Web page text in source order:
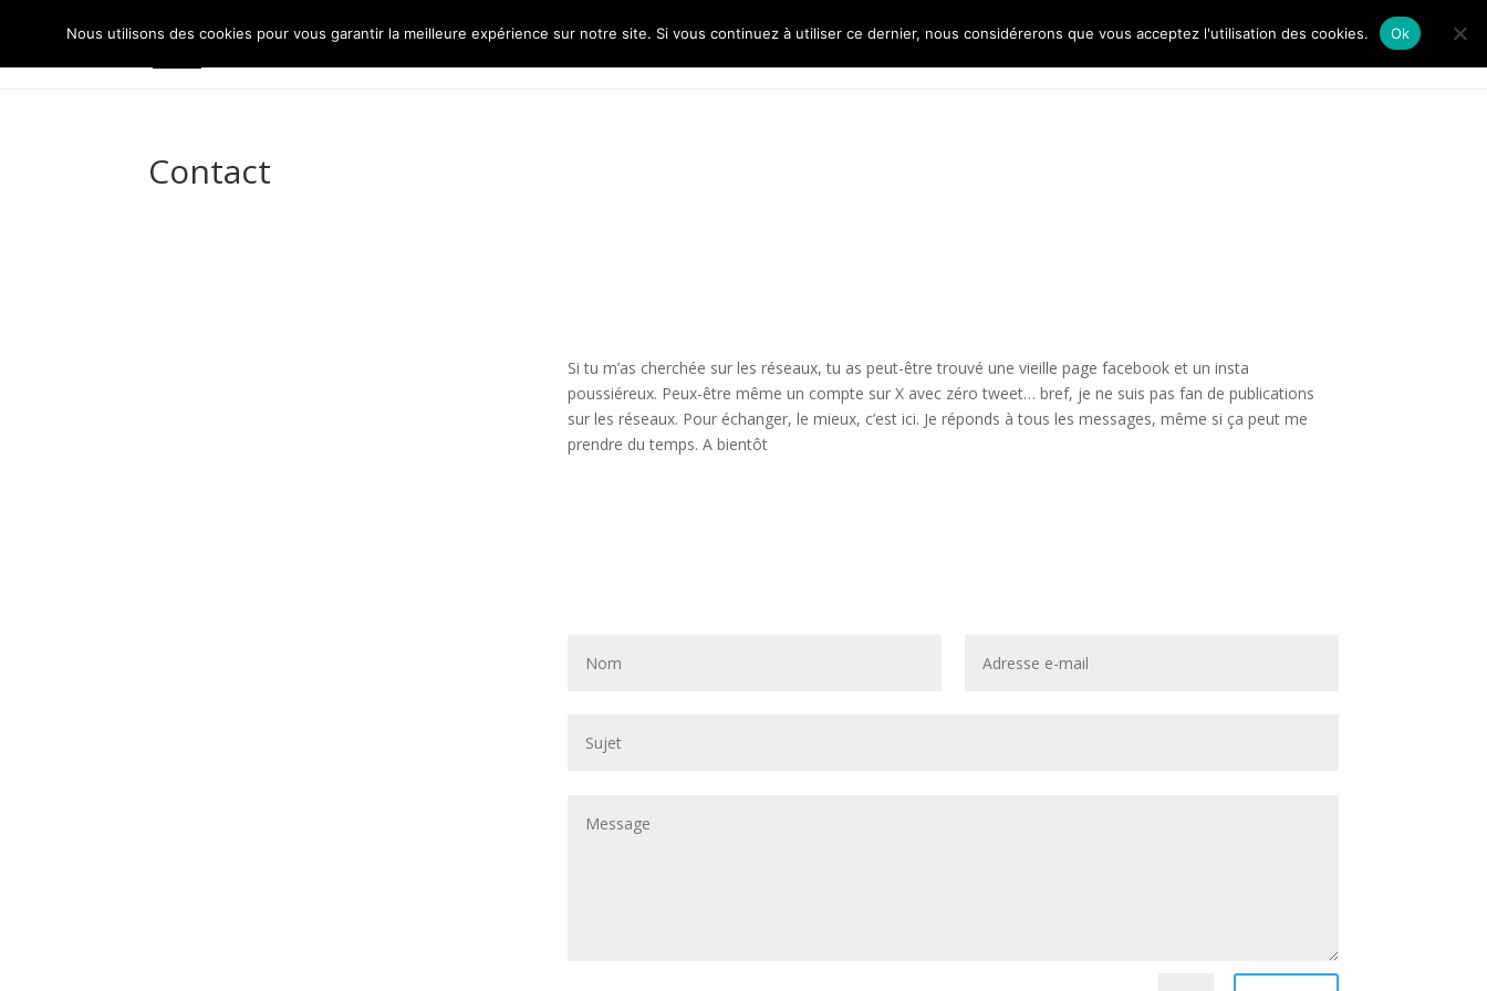
Bienvenue Livres Blog Contact
Contact
Si tu m’as cherchée sur les réseaux, tu as peut-être trouvé une vieille page facebook et un insta
poussiéreux. Peux-être même un compte sur X avec zéro tweet… bref, je ne suis pas fan de publications
sur les réseaux. Pour échanger, le mieux, c’est ici. Je réponds à tous les messages, même si ça peut me
prendre du temps. A bientôt
Nous utilisons des cookies pour vous garantir la meilleure expérience sur notre site. Si vous continuez à utiliser ce dernier, nous considérerons que vous acceptez l'utilisation des cookies. Ok